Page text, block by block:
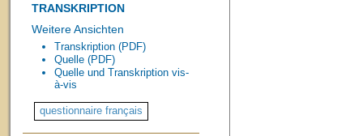
TRANSKRIPTION
Weitere Ansichten
Transkription (PDF)
Quelle (PDF)
Quelle und Transkription vis-
à-vis